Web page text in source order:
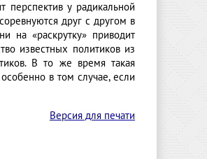
перспектив у радикальной
друг с другом в
на «раскрутку» приводит
известных политиков из
В то же время такая
в том случае, если
Версия для печати